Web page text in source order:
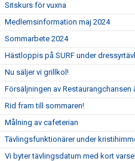
Sitskurs för vuxna
Medlemsinformation maj 2024
Sommarbete 2024
Hästloppis på SURF under
Nu säljer vi grillkol!
Försäljningen av Restaurangchansen
Rid fram till sommaren!
Målning av cafeterian
Tävlingsfunktionärer under
Vi byter tävlingsdatum med kort